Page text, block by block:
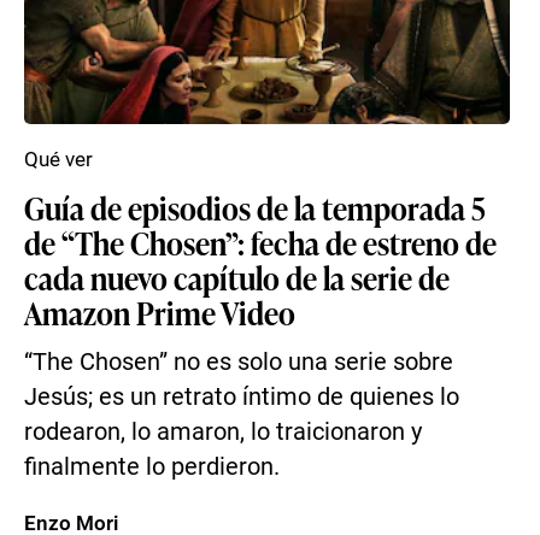
Guía de episodios de la temporada 5
de “The Chosen”: fecha de estreno de
cada nuevo capítulo de la serie de
Amazon Prime Video
“The Chosen” no es solo una serie sobre
Jesús; es un retrato íntimo de quienes lo
rodearon, lo amaron, lo traicionaron y
finalmente lo perdieron.
Qué ver
Enzo Mori